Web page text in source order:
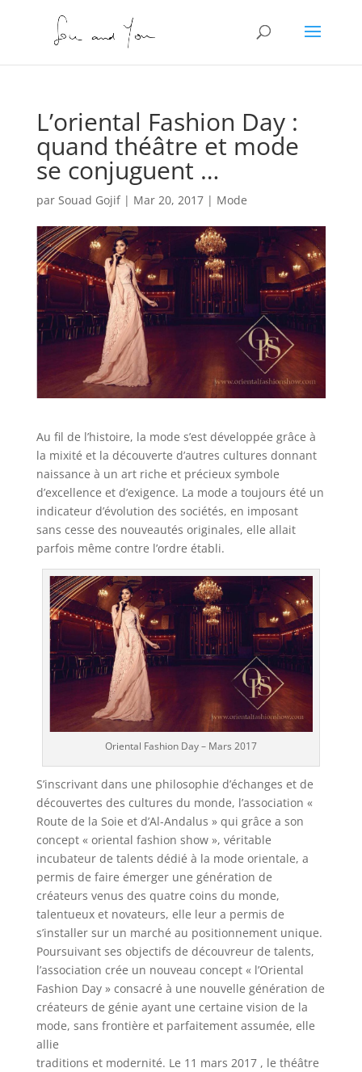
L’oriental Fashion Day :
quand théâtre et mode
se conjuguent …
par Souad Gojif| Mar 20, 2017| Mode
Au fil de l’histoire, la mode s’est développée grâce à
la mixité et la découverte d’autres cultures donnant
naissance à un art riche et précieux symbole
d’excellence et d’exigence. La mode a toujours été un
indicateur d’évolution des sociétés, en imposant
sans cesse des nouveautés originales, elle allait
parfois même contre l’ordre établi.
Oriental Fashion Day – Mars 2017
S’inscrivant dans une philosophie d’échanges et de
découvertes des cultures du monde, l’association «
Route de la Soie et d’Al-Andalus » qui grâce a son
concept « oriental fashion show », véritable
incubateur de talents dédié à la mode orientale, a
permis de faire émerger une génération de
créateurs venus des quatre coins du monde,
talentueux et novateurs, elle leur a permis de
s’installer sur un marché au positionnement unique.
Poursuivant ses objectifs de découvreur de talents,
l’association crée un nouveau concept « l’Oriental
Fashion Day » consacré à une nouvelle génération de
créateurs de génie ayant une certaine vision de la
mode, sans frontière et parfaitement assumée, elle
allie
traditions et modernité. Le 11 mars 2017 , le théâtre